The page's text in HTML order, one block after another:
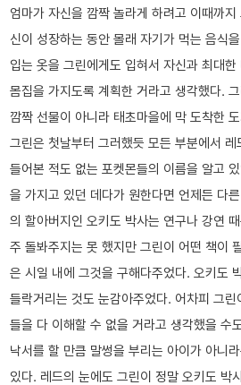
엄마가 자신을 깜짝 놀라게 하려고 이때까
신이 성장하는 동안 몰래 자기가 먹는 음식
입는 옷을 그린에게도 입혀서 자신과 최대
몸집을 가지도록 계획한 거라고 생각했다.
깜짝 선물이 아니라 태초마을에 막 도착한
그린은 첫날부터 그러했듯 모든 부분에서
들어본 적도 없는 포켓몬들의 이름을 알고
을 가지고 있던 데다가 원한다면 언제든 다
의 할아버지인 오키도 박사는 연구나 강연
주 돌봐주지는 못 했지만 그린이 어떤 책이
은 시일 내에 그것을 구해다주었다. 오키도
들락거리는 것도 눈감아주었다. 어차피 그
들을 다 이해할 수 없을 거라고 생각했을 수
낙서를 할 만큼 말썽을 부리는 아이가 아니
있다. 레드의 눈에도 그린이 정말 오키도 박